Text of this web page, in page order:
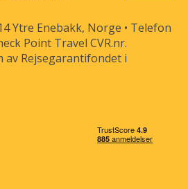
Ytre Enebakk, Norge • Telefon
Point Travel CVR.nr.
av Rejsegarantifondet i